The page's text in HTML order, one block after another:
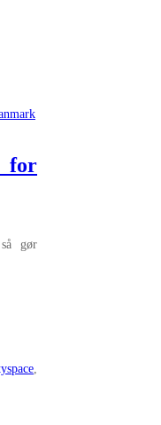
for
så gør